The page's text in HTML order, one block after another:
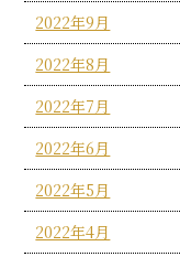
2022年9月
2022年8月
2022年7月
2022年6月
2022年5月
2022年4月